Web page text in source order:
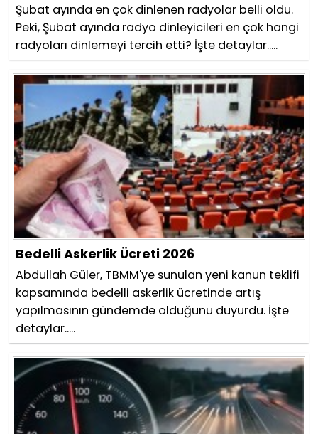
Şubat ayında en çok dinlenen radyolar belli oldu.
Peki, Şubat ayında radyo dinleyicileri en çok hangi
radyoları dinlemeyi tercih etti? İşte detaylar.....
Bedelli Askerlik Ücreti 2026
Abdullah Güler, TBMM'ye sunulan yeni kanun teklifi
kapsamında bedelli askerlik ücretinde artış
yapılmasının gündemde olduğunu duyurdu. İşte
detaylar.....